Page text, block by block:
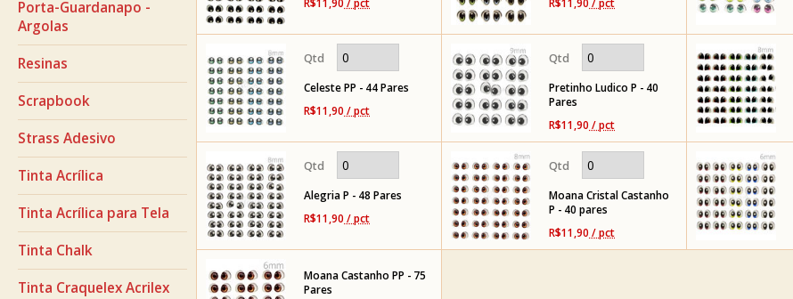
Porta-Guardanapo -
Argolas
Resinas
Scrapbook
Strass Adesivo
Tinta Acrílica
Tinta Acrílica para Tela
Tinta Chalk
Tinta Craquelex Acrilex
Celeste PP - 44 Pares
R$11,90 / pct
Pretinho Ludico P - 40
Pares
R$11,90 / pct
Alegria P - 48 Pares
R$11,90 / pct
Moana Cristal Castanho
P - 40 pares
R$11,90 / pct
Moana Castanho PP - 75
Pares